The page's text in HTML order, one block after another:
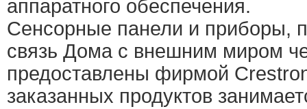
аппаратного обеспечения.
Сенсорные панели и приборы,
связь Дома с внешним миром
предоставлены фирмой
заказанных продуктов